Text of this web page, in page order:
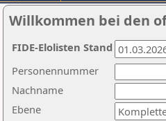
Willkommen bei den
Nachname
Ebene
Personennummer
FIDE-Elolisten Stand